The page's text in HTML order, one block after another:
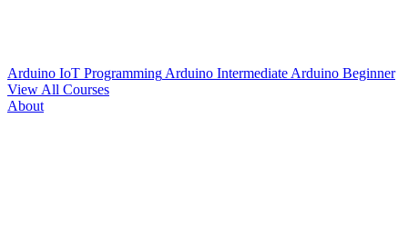
Arduino IoT Programming Arduino Intermediate Arduino Beginner
View All Courses
About